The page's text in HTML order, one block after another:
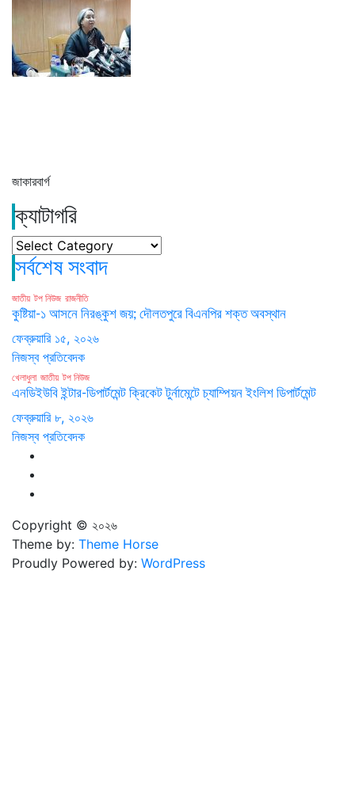
জাকারবার্গ
ক্যাটাগরি
ক্যাটাগরি
সর্বশেষ সংবাদ
জাতীয় টপ নিউজ রাজনীতি
কুষ্টিয়া-১ আসনে নিরঙ্কুশ জয়; দৌলতপুরে বিএনপির শক্ত অবস্থান
ফেব্রুয়ারি ১৫, ২০২৬
নিজস্ব প্রতিবেদক
খেলাধুলা জাতীয় টপ নিউজ
এনডিইউবি ইন্টার-ডিপার্টমেন্ট ক্রিকেট টুর্নামেন্টে চ্যাম্পিয়ন ইংলিশ ডিপার্টমেন্ট
ফেব্রুয়ারি ৮, ২০২৬
নিজস্ব প্রতিবেদক
Copyright © ২০২৬
Theme by: Theme Horse
Proudly Powered by: WordPress